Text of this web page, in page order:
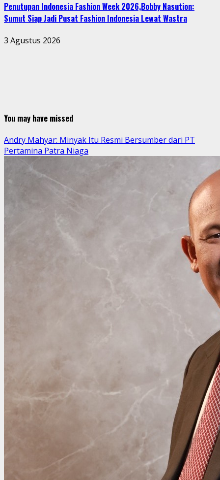
Penutupan Indonesia Fashion Week 2026,Bobby Nasution:
Sumut Siap Jadi Pusat Fashion Indonesia Lewat Wastra
3 Agustus 2026
You may have missed
Andry Mahyar: Minyak Itu Resmi Bersumber dari PT
Pertamina Patra Niaga